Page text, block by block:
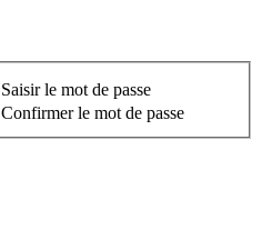
Saisir le mot de passe
Confirmer le mot de passe